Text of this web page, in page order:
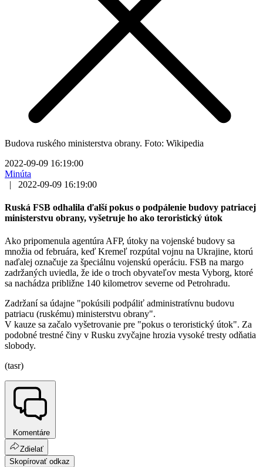
Budova ruského ministerstva obrany. Foto: Wikipedia
2022-09-09 16:19:00
Minúta
|
2022-09-09 16:19:00
Ruská FSB odhalila ďalší pokus o podpálenie budovy patriacej
ministerstvu obrany, vyšetruje ho ako teroristický útok
Ako pripomenula agentúra AFP, útoky na vojenské budovy sa
množia od februára, keď Kremeľ rozpútal vojnu na Ukrajine, ktorú
naďalej označuje za špeciálnu vojenskú operáciu. FSB na margo
zadržaných uviedla, že ide o troch obyvateľov mesta Vyborg, ktoré
sa nachádza približne 140 kilometrov severne od Petrohradu.
Zadržaní sa údajne "pokúsili podpáliť administratívnu budovu
patriacu (ruskému) ministerstvu obrany".
V kauze sa začalo vyšetrovanie pre "pokus o teroristický útok". Za
podobné trestné činy v Rusku zvyčajne hrozia vysoké tresty odňatia
slobody.
(tasr)
Komentáre
Zdielať
Skopírovať odkaz